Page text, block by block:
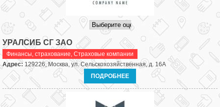
УРАЛСИБ СГ ЗАО
Финансы, страхование, Страховые компании
Адрес: 129226, Москва, ул. Сельскохозяйственная, д. 16А
ПОДРОБНЕЕ